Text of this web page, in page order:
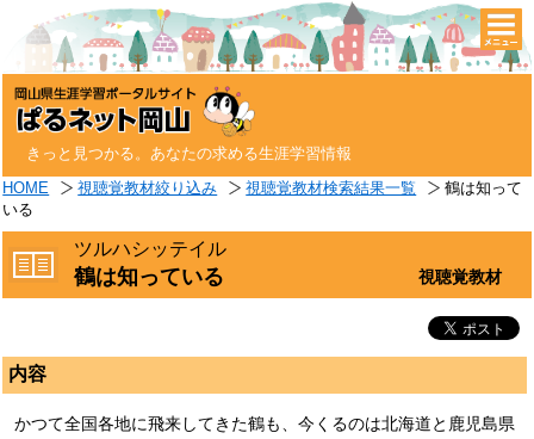
きっと見つかる。あなたの求める生涯学習情報
HOME 視聴覚教材絞り込み 視聴覚教材検索結果一覧
鶴は知って
いる
ツルハシッテイル
鶴は知っている 視聴覚教材
内容
かつて全国各地に飛来してきた鶴も、今くるのは北海道と鹿児島県